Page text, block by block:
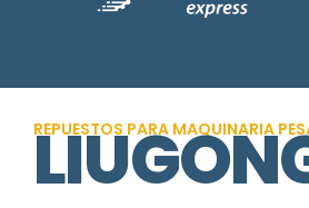
REPUESTOS PARA MAQUINARIA